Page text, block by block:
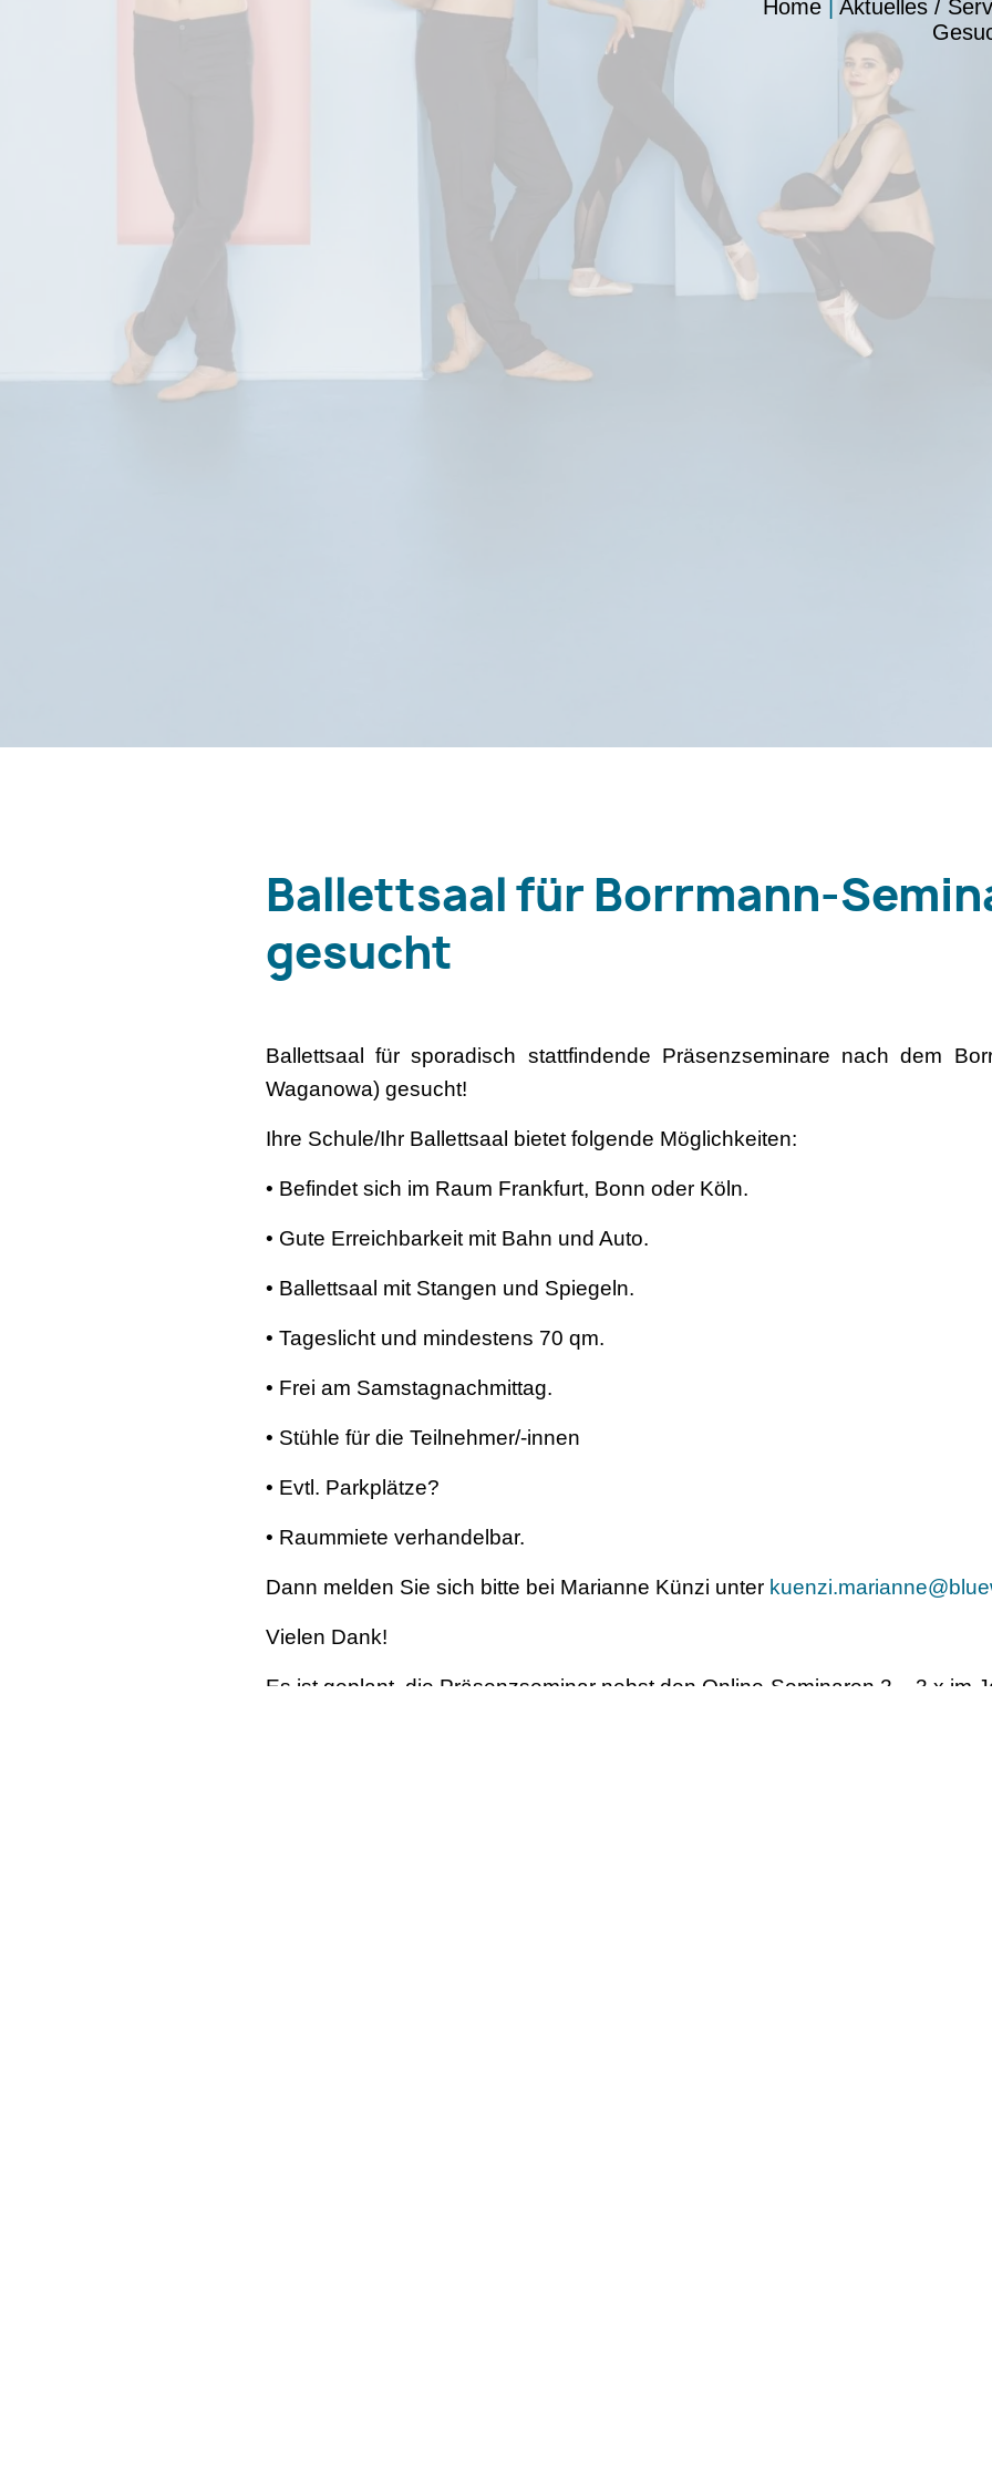
Home| Aktuelles /
Ballettsaal für Borrmann-
gesucht
Ballettsaal für sporadisch stattfindende Präsenzseminare nach dem
Waganowa) gesucht!
Ihre Schule/Ihr Ballettsaal bietet folgende Möglichkeiten:
• Befindet sich im Raum Frankfurt, Bonn oder Köln.
• Gute Erreichbarkeit mit Bahn und Auto.
• Ballettsaal mit Stangen und Spiegeln.
• Tageslicht und mindestens 70 qm.
• Frei am Samstagnachmittag.
• Stühle für die Teilnehmer/-innen
• Evtl. Parkplätze?
• Raummiete verhandelbar.
Dann melden Sie sich bitte bei Marianne Künzi unter
Vielen Dank!
Es ist geplant, die Präsenzseminar nebst den Online-Seminaren 2 – 3 x im